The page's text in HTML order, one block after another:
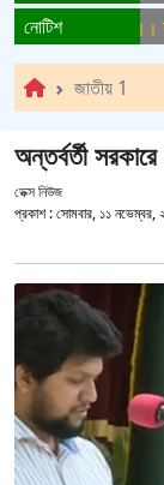
নোটিশসম্প্রচার ।।
জাতীয় 1
অন্তর্বর্তী
ডেক্স নিউজ
প্রকাশ :সোমবার, ১১ নভেম্বর,